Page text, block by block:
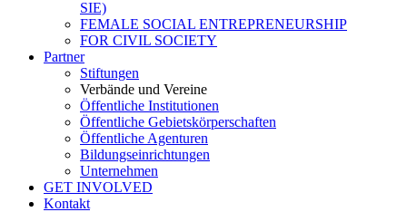
SIE)
FEMALE SOCIAL ENTREPRENEURSHIP
FOR CIVIL SOCIETY
Partner
Stiftungen
Verbände und Vereine
Öffentliche Institutionen
Öffentliche Gebietskörperschaften
Öffentliche Agenturen
Bildungseinrichtungen
Unternehmen
GET INVOLVED
Kontakt